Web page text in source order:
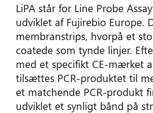
LiPA står for Line Probe
udviklet af Fujirebio Europe.
membranstrips, hvorpå et
coatede som tynde linjer.
med et specifikt CE-mærket
tilsættes PCR-produktet til
et matchende PCR-produkt
udviklet et synligt bånd på